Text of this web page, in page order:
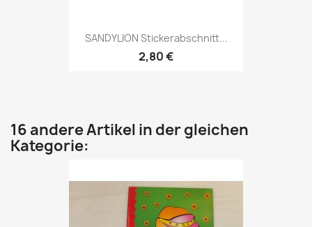
SANDYLION Stickerabschnitt...
2,80 €
16 andere Artikel in der gleichen
Kategorie: